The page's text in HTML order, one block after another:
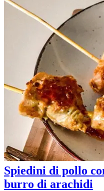
Spiedini di pollo
burro di arachidi